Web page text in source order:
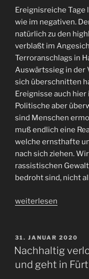
behält
den
Stadtmeistertitel.
#FCSPhsv“
Ereignisreiche
wie im negativen.
natürlich zu den
verblaßt im
Terroranschlags in
Auswärtssieg in der
sich überschnitten
Ereignisse auch
Politische aber
sind Menschen
muß endlich eine
welche ernsthafte
nach sich ziehen.
rassistischen
bedroht sind, nicht
„Wut
–
Solidarität
angesichts
weiterlesen
VERÖFFENTLICHT
AM
31. JANUAR 2020
Nachhaltig
und geht in